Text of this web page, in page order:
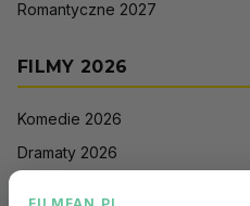
Romantyczne 2027
FILMY 2026
Komedie 2026
Dramaty 2026